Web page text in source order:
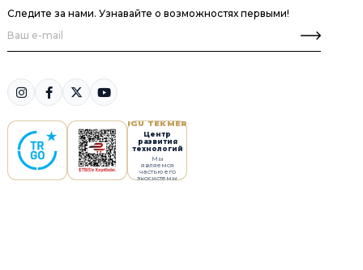
Следите за нами. Узнавайте о возможностях первыми!
IGU TEKMER
Центр
развития
технологий
Мы
являемся
частью его
экосистемы